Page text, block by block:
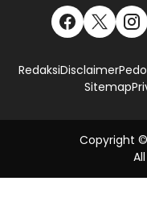
RedaksiDisclaimer
Sitemap
Copyright